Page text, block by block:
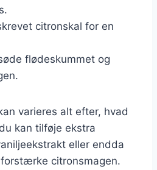
citronskal for en
flødeskummet og
varieres alt efter, hvad
kan tilføje ekstra
eller endda
citronsmagen.